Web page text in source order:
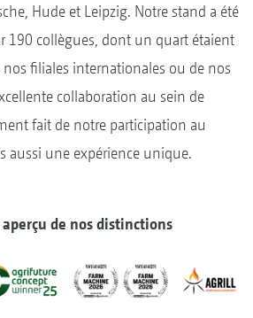
Hude et Leipzig. Notre stand a été
190 collègues, dont un quart étaient
nos filiales internationales ou de nos
collaboration au sein de
fait de notre participation au
aussi une expérience unique.
aperçu de nos distinctions